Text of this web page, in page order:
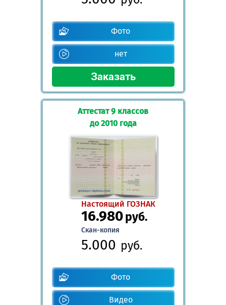
Фото
нет
Аттестат 9 классов
до 2010 года
Настоящий ГОЗНАК
16.980руб.
Скан-копия
5.000 руб.
Фото
Видео